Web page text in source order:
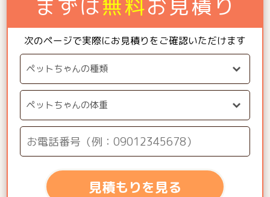
まずは無料お見積り
次のページで実際にお見積りをご確認いただけます
見積もりを見る